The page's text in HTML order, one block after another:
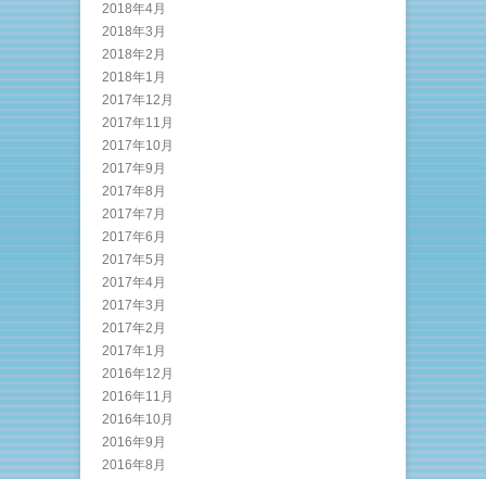
2018年4月
2018年3月
2018年2月
2018年1月
2017年12月
2017年11月
2017年10月
2017年9月
2017年8月
2017年7月
2017年6月
2017年5月
2017年4月
2017年3月
2017年2月
2017年1月
2016年12月
2016年11月
2016年10月
2016年9月
2016年8月